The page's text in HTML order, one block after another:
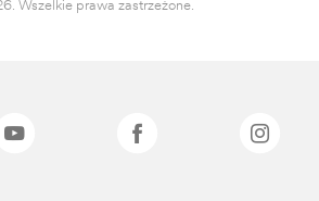
Wszelkie prawa zastrzeżone.